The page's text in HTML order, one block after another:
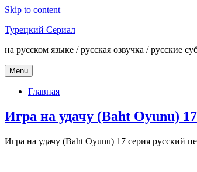
Skip to content
Турецкий Сериал
на русском языке / русская озвучка / русские
Menu
Главная
Игра на удачу (Baht Oyunu)
Игра на удачу (Baht Oyunu) 17 серия русский